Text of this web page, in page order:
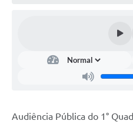
Audiência Pública do 1°